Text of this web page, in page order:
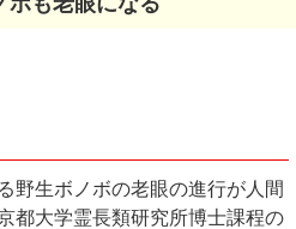
野生ボノボの老眼の進行が人間
都大学霊長類研究所博士課程の